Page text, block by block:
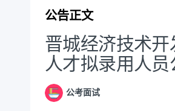
公告正文
晋城经济技术
人才拟录用人员
公考面试